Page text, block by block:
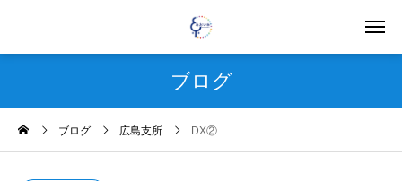
ブログ
ブログ 広島支所 DX②